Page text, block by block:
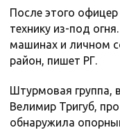
После этого
технику из-под
машинах и личном
район, пишет РГ.
Штурмовая группа,
Велимир Тригуб,
обнаружила